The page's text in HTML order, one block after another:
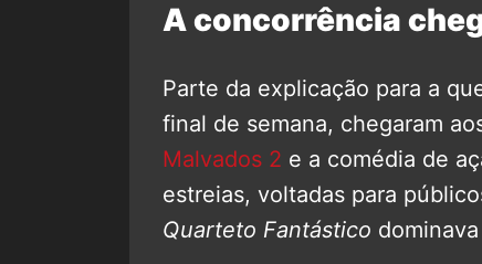
A concorrência
Parte da explicação para a
final de semana, chegaram
Malvados 2 e a comédia de
estreias, voltadas para
Quarteto Fantástico